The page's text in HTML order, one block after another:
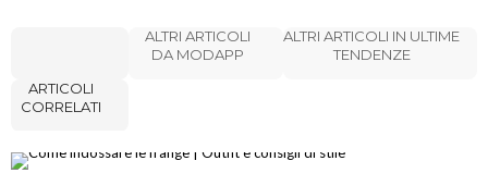
ARTICOLI
CORRELATI
ALTRI ARTICOLI
DA MODAPP
ALTRI ARTICOLI IN ULTIME
TENDENZE